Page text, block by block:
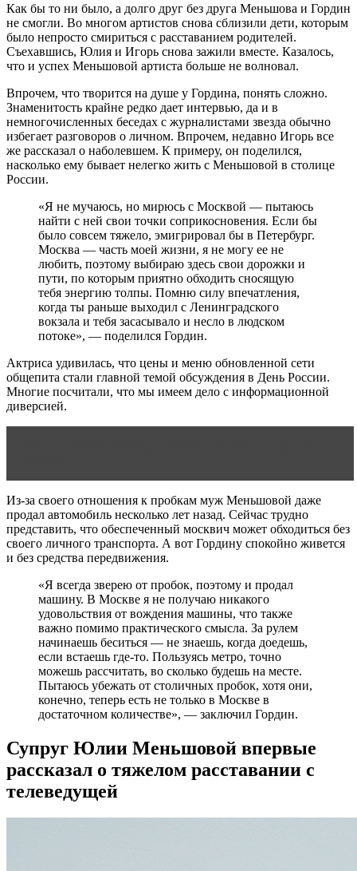
Как бы то ни было, а долго друг без друга Меньшова и Гордин
не смогли. Во многом артистов снова сблизили дети, которым
было непросто смириться с расставанием родителей.
Съехавшись, Юлия и Игорь снова зажили вместе. Казалось,
что и успех Меньшовой артиста больше не волновал.
Впрочем, что творится на душе у Гордина, понять сложно.
Знаменитость крайне редко дает интервью, да и в
немногочисленных беседах с журналистами звезда обычно
избегает разговоров о личном. Впрочем, недавно Игорь все
же рассказал о наболевшем. К примеру, он поделился,
насколько ему бывает нелегко жить с Меньшовой в столице
России.
«Я не мучаюсь, но мирюсь с Москвой — пытаюсь
найти с ней свои точки соприкосновения. Если бы
было совсем тяжело, эмигрировал бы в Петербург.
Москва — часть моей жизни, я не могу ее не
любить, поэтому выбираю здесь свои дорожки и
пути, по которым приятно обходить сносящую
тебя энергию толпы. Помню силу впечатления,
когда ты раньше выходил с Ленинградского
вокзала и тебя засасывало и несло в людском
потоке», — поделился Гордин.
Актриса удивилась, что цены и меню обновленной сети
общепита стали главной темой обсуждения в День России.
Многие посчитали, что мы имеем дело с информационной
диверсией.
Из-за своего отношения к пробкам муж Меньшовой даже
продал автомобиль несколько лет назад. Сейчас трудно
представить, что обеспеченный москвич может обходиться без
своего личного транспорта. А вот Гордину спокойно живется
и без средства передвижения.
«Я всегда зверею от пробок, поэтому и продал
машину. В Москве я не получаю никакого
удовольствия от вождения машины, что также
важно помимо практического смысла. За рулем
начинаешь беситься — не знаешь, когда доедешь,
если встаешь где-то. Пользуясь метро, точно
можешь рассчитать, во сколько будешь на месте.
Пытаюсь убежать от столичных пробок, хотя они,
конечно, теперь есть не только в Москве в
достаточном количестве», — заключил Гордин.
Супруг Юлии Меньшовой впервые
рассказал о тяжелом расставании с
телеведущей